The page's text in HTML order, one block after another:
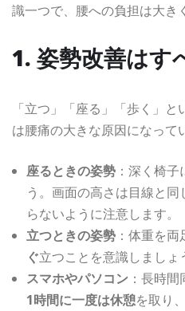
識一つで、腰への負担は大き
1. 姿勢改善はす
「立つ」「座る」「歩く」と
は腰痛の大きな原因になって
座るときの姿勢 ：深く椅
う。画面の高さは目線と同
らないように注意します。
立つときの姿勢 ：体重を両
ぐ立つことを意識しましょ
スマホやパソコン ：長時
1時間に一度は休憩を取り